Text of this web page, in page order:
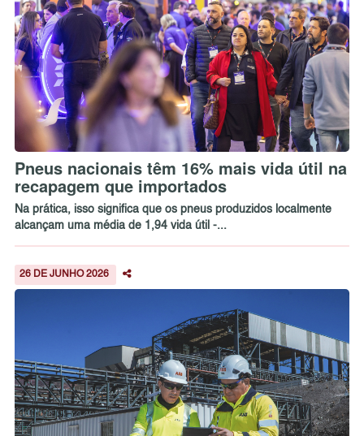
Pneus nacionais têm 16% mais vida útil na
recapagem que importados
Na prática, isso significa que os pneus produzidos localmente
alcançam uma média de 1,94 vida útil -...
26 DE JUNHO 2026